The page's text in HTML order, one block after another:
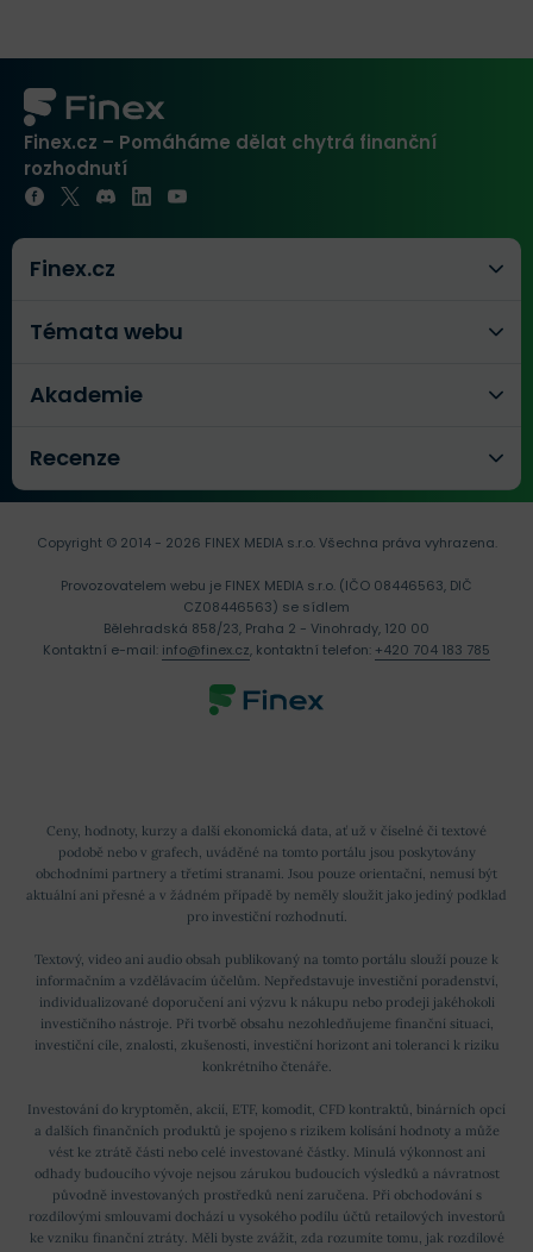
Finex.cz – Pomáháme dělat chytrá finanční
rozhodnutí
Finex.cz
Témata webu
Akademie
Recenze
Ceny, hodnoty, kurzy a další ekonomická data, ať už v číselné či textové
podobě nebo v grafech, uváděné na tomto portálu jsou poskytovány
obchodními partnery a třetími stranami. Jsou pouze orientační, nemusí být
aktuální ani přesné a v žádném případě by neměly sloužit jako jediný podklad
pro investiční rozhodnutí.
Textový, video ani audio obsah publikovaný na tomto portálu slouží pouze k
informačním a vzdělávacím účelům. Nepředstavuje investiční poradenství,
individualizované doporučení ani výzvu k nákupu nebo prodeji jakéhokoli
investičního nástroje. Při tvorbě obsahu nezohledňujeme finanční situaci,
investiční cíle, znalosti, zkušenosti, investiční horizont ani toleranci k riziku
konkrétního čtenáře.
Investování do kryptoměn, akcií, ETF, komodit, CFD kontraktů, binárních opcí
a dalších finančních produktů je spojeno s rizikem kolísání hodnoty a může
vést ke ztrátě části nebo celé investované částky. Minulá výkonnost ani
odhady budoucího vývoje nejsou zárukou budoucích výsledků a návratnost
původně investovaných prostředků není zaručena. Při obchodování s
rozdílovými smlouvami dochází u vysokého podílu účtů retailových investorů
ke vzniku finanční ztráty. Měli byste zvážit, zda rozumíte tomu, jak rozdílové
Copyright © 2014 - 2026 FINEX MEDIA s.r.o.Všechna práva vyhrazena.
Provozovatelem webu je FINEX MEDIA s.r.o. (IČO 08446563, DIČ
CZ08446563) se sídlem
Bělehradská 858/23, Praha 2 - Vinohrady, 120 00
Kontaktní e-mail: info@finex.cz, kontaktní telefon: +420 704 183 785